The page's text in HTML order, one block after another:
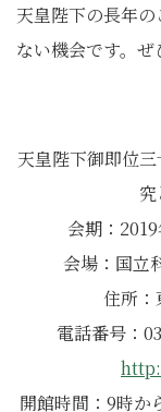
天皇陛下の長年
ない機会です。ぜ
天皇陛下御即位
会期：
会場：国立
住所
電話番号：
開館時間：9時か